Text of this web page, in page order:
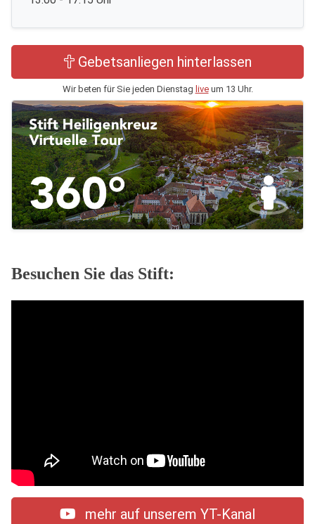
Gebetsanliegen hinterlassen
Wir beten für Sie jeden Dienstag liveum 13 Uhr.
Besuchen Sie das Stift:
mehr auf unserem YT-Kanal